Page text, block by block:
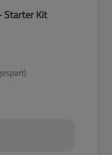
Starter Kit